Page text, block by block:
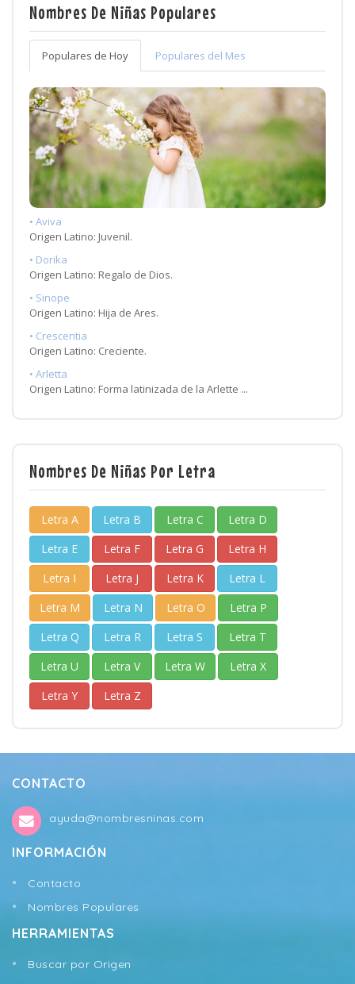
Nombres De Niñas Populares
Populares de Hoy Populares del Mes
• Aviva
Origen Latino: Juvenil.
• Dorika
Origen Latino: Regalo de Dios.
• Sinope
Origen Latino: Hija de Ares.
• Crescentia
Origen Latino: Creciente.
• Arletta
Origen Latino: Forma latinizada de la Arlette ...
Nombres De Niñas Por Letra
Letra A Letra B Letra C
Letra D
Letra E
Letra F Letra G
Letra H
Letra I
Letra J Letra K
Letra L
Letra M
Letra N Letra O
Letra P
Letra Q
Letra R Letra S
Letra T
Letra U
Letra V Letra W
Letra X
Letra Y
Letra Z
CONTACTO
ayuda@nombresninas.com
INFORMACIÓN
Contacto
Nombres Populares
HERRAMIENTAS
Buscar por Origen